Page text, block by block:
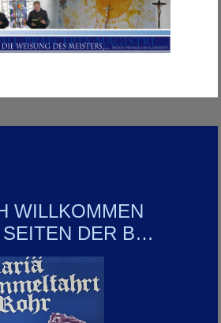
WILLKOMMEN
DER B…